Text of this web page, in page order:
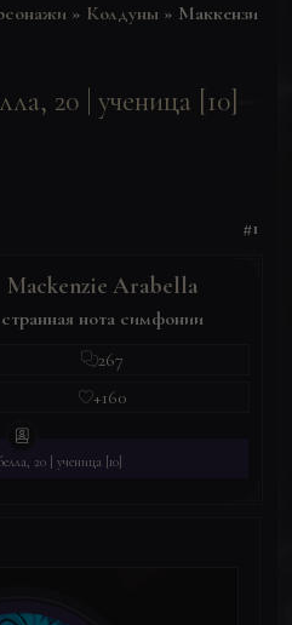
» Колдуны » Маккензи
20 | ученица [10]
1
Mackenzie Arabella
странная нота симфонии
20 | ученица [10]
267
+160